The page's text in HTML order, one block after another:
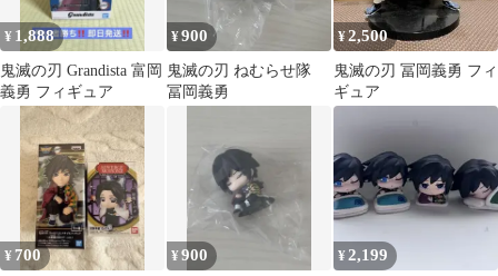
¥ 1,888
鬼滅の刃 Grandista 富岡
義勇 フィギュア
¥900
鬼滅の刃 ねむらせ隊
冨岡義勇
¥2,500
鬼滅の刃 冨岡義勇 フィ
ギュア
¥ 700 ¥900 ¥2,199